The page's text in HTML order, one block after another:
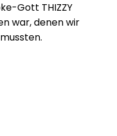
Gott THIZZY
war, denen wir